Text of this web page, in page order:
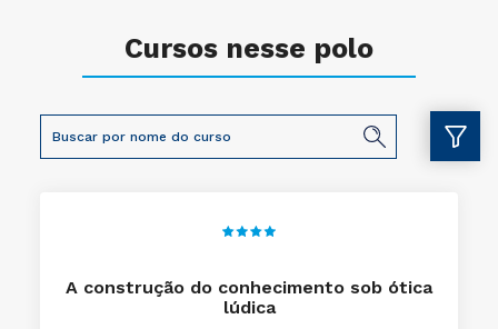
Cursos nesse polo
A construção do conhecimento sob ótica
lúdica